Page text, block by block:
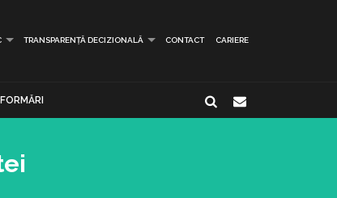
TRANSPARENȚĂ DECIZIONALĂ CONTACT CARIERE